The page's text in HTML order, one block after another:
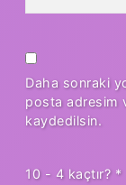
Daha sonraki
posta adresim
kaydedilsin.
10 - 4 kaçtır? *